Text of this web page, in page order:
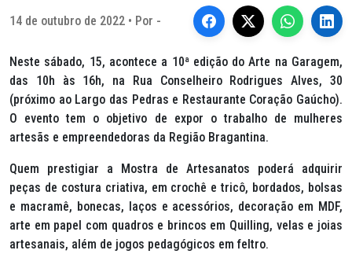
14 de outubro de 2022 • Por -
Neste sábado, 15, acontece a 10ª edição do Arte na Garagem,
das 10h às 16h, na Rua Conselheiro Rodrigues Alves, 30
(próximo ao Largo das Pedras e Restaurante Coração Gaúcho).
O evento tem o objetivo de expor o trabalho de mulheres
artesãs e empreendedoras da Região Bragantina.
Quem prestigiar a Mostra de Artesanatos poderá adquirir
peças de costura criativa, em crochê e tricô, bordados, bolsas
e macramê, bonecas, laços e acessórios, decoração em MDF,
arte em papel com quadros e brincos em Quilling, velas e joias
artesanais, além de jogos pedagógicos em feltro.